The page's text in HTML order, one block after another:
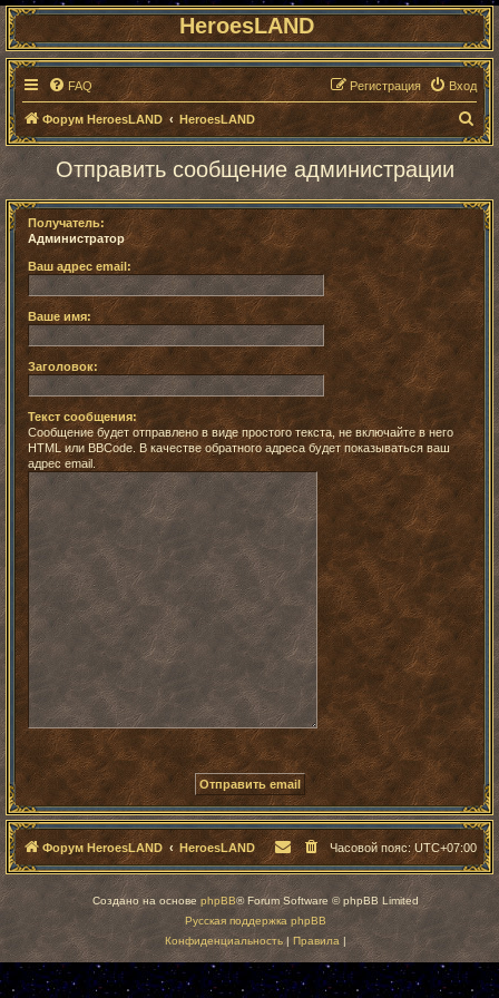
HeroesLAND
FAQ Вход
Регистрация
Форум HeroesLAND HeroesLAND
П
о
с
Отправить сообщение администрации
Получатель:
Администратор
Ваш адрес email:
Ваше имя:
Заголовок:
Текст сообщения:
Сообщение будет отправлено в виде простого текста, не включайте в него
HTML или BBCode. В качестве обратного адреса будет показываться ваш
адрес email.
Форум HeroesLAND HeroesLAND Часовой пояс:UTC+07:00
Создано на основе phpBB® Forum Software © phpBB Limited
Русская поддержка phpBB
Конфиденциальность| Правила |